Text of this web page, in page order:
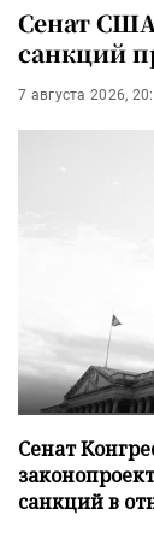
Сенат
санкций
7 августа 2026,
Сенат
санкций в